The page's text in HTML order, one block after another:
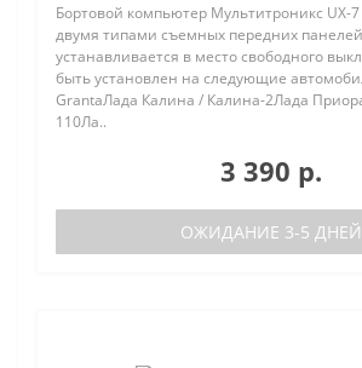
Бортовой компьютер Мультитроникс UX-7
двумя типами съемных передних
устанавливается в место свободного
быть установлен на следующие
GrantaЛада Калина / Калина-2Лада
110Ла..
3 390 р.
ОЖИДАНИЕ 3-5 ДНЕЙ